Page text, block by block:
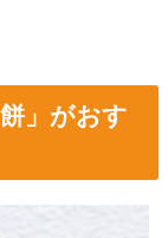
」がおす